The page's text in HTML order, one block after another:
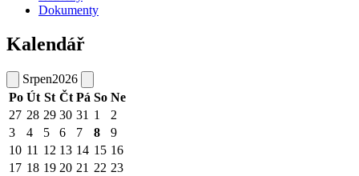
Dokumenty
Kalendář
Srpen2026
Po Út St Čt Pá So Ne
27 28 29 30 31 1
2
3
4 5 6 7 8
9
10 11 12 13 14 15 16
17 18 19 20 21 22 23